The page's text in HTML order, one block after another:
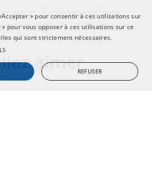
et du relationnel client.
aimer
» pour consentir à ces utilisations sur
pour vous opposer à ces utilisations sur ce
qui sont strictement nécessaires.
REFUSER